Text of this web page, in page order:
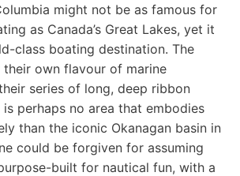
might not be as famous for
as Canada’s Great Lakes, yet it
class boat­ing destination. The
own flavour of marine
series of long, deep ribbon
is perhaps no area that embodies
than the iconic Okanagan basin in
could be forgiven for assuming
built for nautical fun, with a